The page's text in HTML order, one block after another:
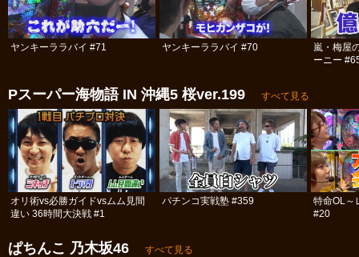
ヤンキーララバイ #71 ヤンキーララバイ #70
嵐・梅屋
ーニー
Pスーパー海物語 IN 沖縄5 桜ver.199 すべて見る
オリ術vs必勝ガイドvsムム見間
違い 36時間大決戦 #1
パチンコ実戦塾 #359
特命OL～
#20
ぱちんこ 乃木坂46 すべて見る